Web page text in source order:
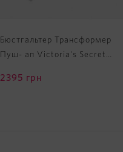
Бюстгальтер Трансформер
Пуш- ап Victoria's Secret
Way Push-Up
2395 грн